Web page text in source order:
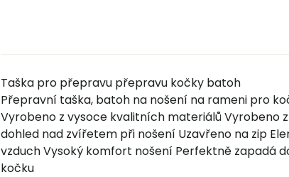
Taška pro přepravu přepravu kočky batoh
Přepravní taška, batoh na nošení na rameni pro
Vyrobeno z vysoce kvalitních materiálů Vyrobeno
dohled nad zvířetem při nošení Uzavřeno na zip
vzduch Vysoký komfort nošení Perfektně zapadá
kočku